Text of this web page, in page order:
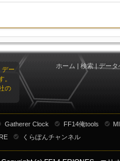
デー
。
の
ホーム | 検索| データ
Gatherer Clock FF14俺tools
くらぽんチャンネル